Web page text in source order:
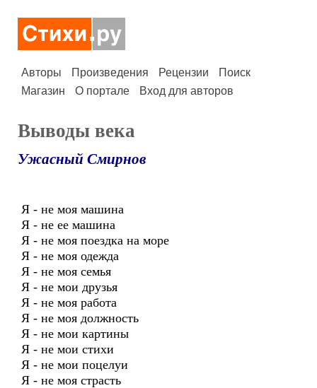
Авторы Произведения Рецензии
Поиск
Магазин
О портале Вход для авторов
Выводы века
Ужасный Смирнов
Я - не моя машина
Я - не ее машина
Я - не моя поездка на море
Я - не моя одежда
Я - не моя семья
Я - не мои друзья
Я - не моя работа
Я - не моя должность
Я - не мои картины
Я - не мои стихи
Я - не мои поцелуи
Я - не моя страсть